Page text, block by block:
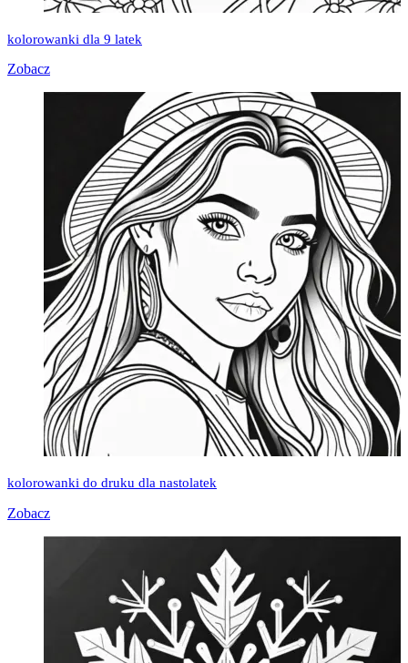
kolorowanki dla 9 latek
Zobacz
kolorowanki do druku dla nastolatek
Zobacz